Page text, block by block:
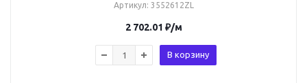
Артикул: 3552612ZL
2 702.01 ₽/м
В корзину